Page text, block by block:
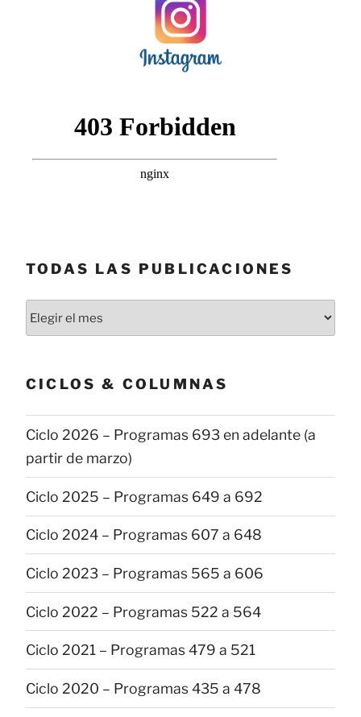
TODAS LAS PUBLICACIONES
Todas
las
CICLOS & COLUMNAS
Ciclo 2026 – Programas 693 en adelante (a
partir de marzo)
Ciclo 2025 – Programas 649 a 692
Ciclo 2024 – Programas 607 a 648
Ciclo 2023 – Programas 565 a 606
Ciclo 2022 – Programas 522 a 564
Ciclo 2021 – Programas 479 a 521
Ciclo 2020 – Programas 435 a 478